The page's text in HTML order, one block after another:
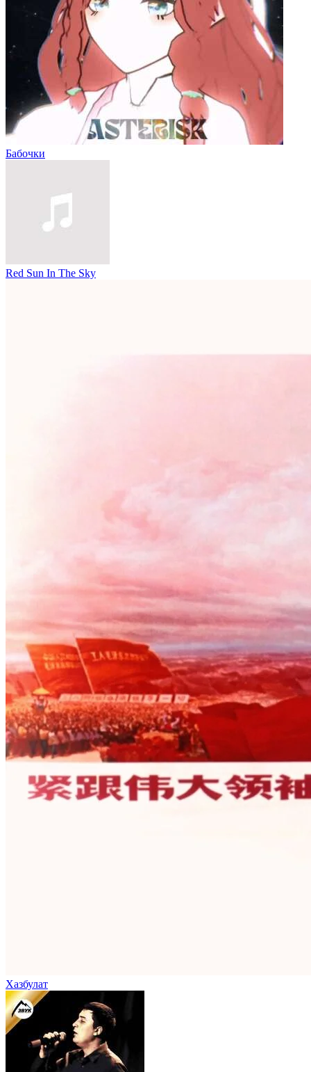
Бабочки
Red Sun In The Sky
Хазбулат